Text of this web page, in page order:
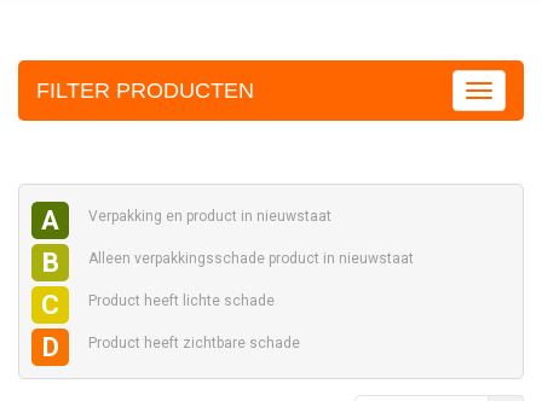
FILTER PRODUCTEN
A Verpakking en product in nieuwstaat
B Alleen verpakkingsschade product in nieuwstaat
C Product heeft lichte schade
D Product heeft zichtbare schade